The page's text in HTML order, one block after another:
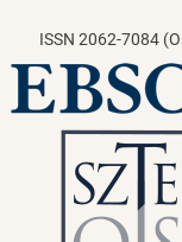
ISSN 2062-7084